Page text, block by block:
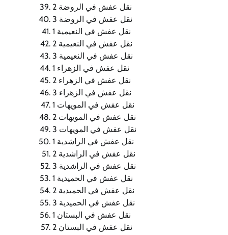
نقل عفش في الروضة 2
نقل عفش في الروضة 3
نقل عفش في النعيمية 1
نقل عفش في النعيمية 2
نقل عفش في النعيمية 3
نقل عفش في الزهراء 1
نقل عفش في الزهراء 2
نقل عفش في الزهراء 3
نقل عفش في المويهات 1
نقل عفش في المويهات 2
نقل عفش في المويهات 3
نقل عفش في الراشدية 1
نقل عفش في الراشدية 2
نقل عفش في الراشدية 3
نقل عفش في الحميدية 1
نقل عفش في الحميدية 2
نقل عفش في الحميدية 3
نقل عفش في البستان 1
نقل عفش في البستان 2